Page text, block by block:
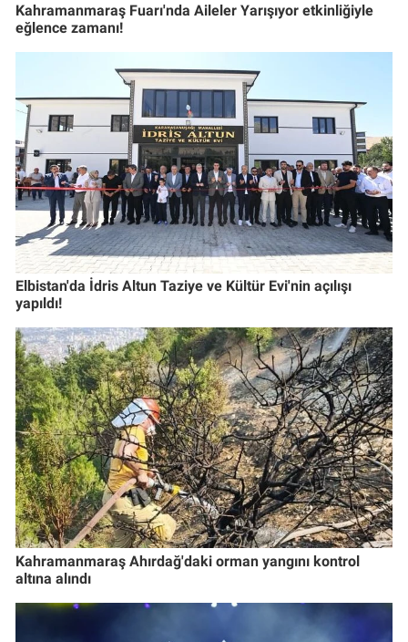
Kahramanmaraş Fuarı'nda Aileler Yarışıyor etkinliğiyle
eğlence zamanı!
Elbistan'da İdris Altun Taziye ve Kültür Evi'nin açılışı
yapıldı!
Kahramanmaraş Ahırdağ'daki orman yangını kontrol
altına alındı